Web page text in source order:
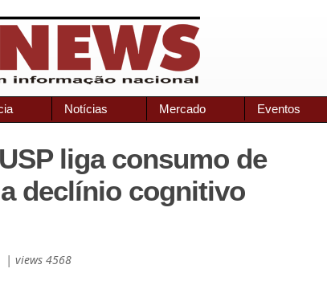
Notícias Mercado Eventos
liga consumo de
declínio cognitivo
views 4568